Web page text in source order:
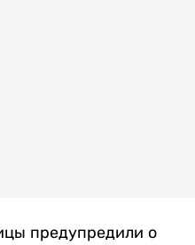
предупредили о